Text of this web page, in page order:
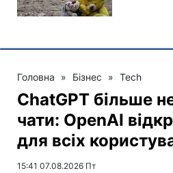
Головна » Бізнес » Tech
ChatGPT більше
чати: OpenAI
для всіх
15:41 07.08.2026 Пт